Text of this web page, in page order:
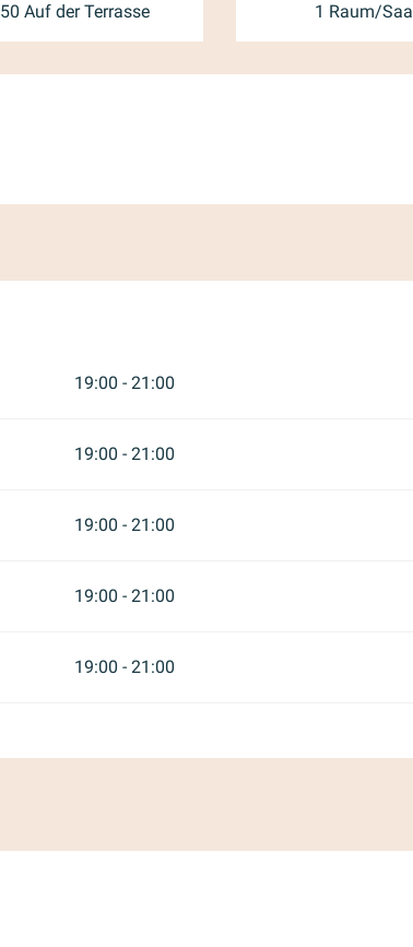
50 Auf der Terrasse 1 Raum/Saal
19:00 - 21:00
19:00 - 21:00
19:00 - 21:00
19:00 - 21:00
19:00 - 21:00